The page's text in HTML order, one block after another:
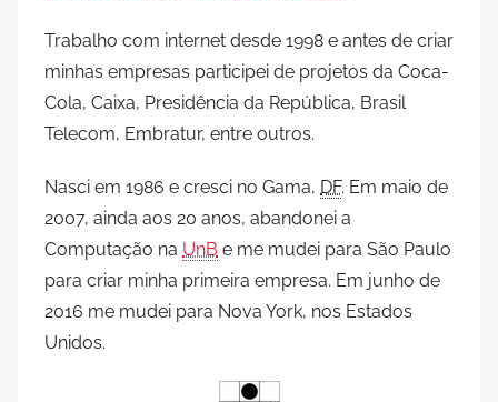
Trabalho com internet desde 1998 e antes de criar
minhas empresas participei de projetos da Coca-
Cola, Caixa, Presidência da República, Brasil
Telecom, Embratur, entre outros.
Nasci em 1986 e cresci no Gama, DF. Em maio de
2007, ainda aos 20 anos, abandonei a
Computação na UnB e me mudei para São Paulo
para criar minha primeira empresa. Em junho de
2016 me mudei para Nova York, nos Estados
Unidos.